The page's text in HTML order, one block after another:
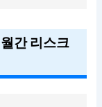
간 리스크